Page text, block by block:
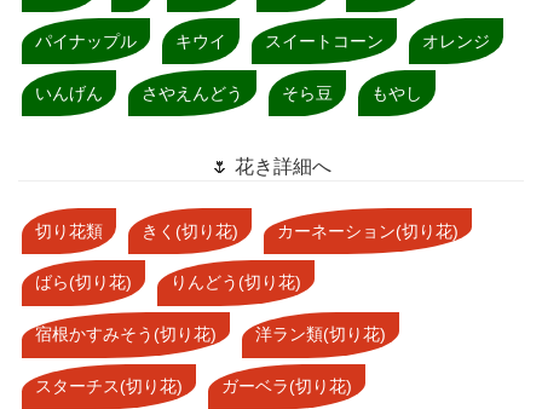
パイナップル キウイ スイートコーン オレンジ
いんげん さやえんどう そら豆 もやし
🌷 花き詳細へ
切り花類 きく(切り花) カーネーション(切り花)
ばら(切り花) りんどう(切り花)
宿根かすみそう(切り花) 洋ラン類(切り花)
スターチス(切り花) ガーベラ(切り花)